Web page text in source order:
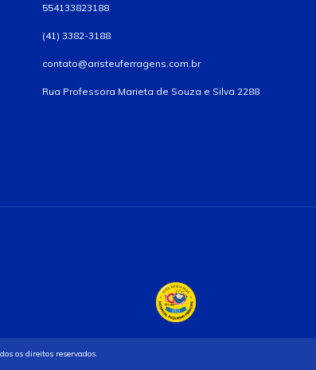
554133823188
(41) 3382-3188
contato@aristeuferragens.com.br
Rua Professora Marieta de Souza e Silva 2288
os direitos reservados.